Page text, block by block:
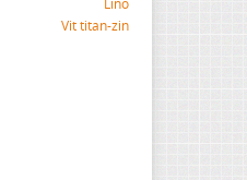
Vit titan-zink - Linoljefärg